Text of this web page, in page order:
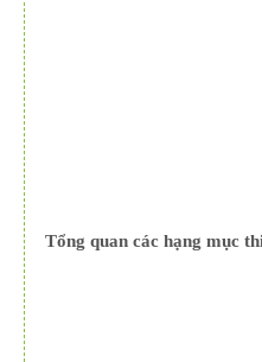
Tổng quan các hạng mục